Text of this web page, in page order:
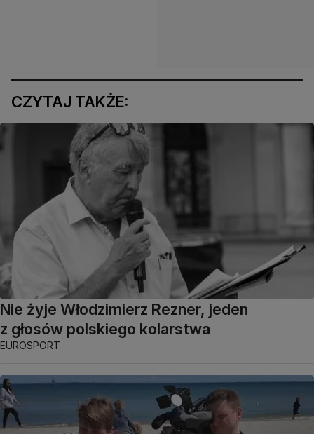
CZYTAJ TAKŻE:
Nie żyje Włodzimierz Rezner, jeden
z głosów polskiego kolarstwa
EUROSPORT